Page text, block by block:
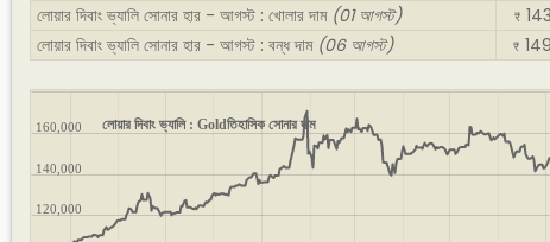
লোয়ার দিবাং ভ্যালি সোনার হার - আগস্ট : খোলার দাম (01 আগস্ট) ₹
লোয়ার দিবাং ভ্যালি সোনার হার - আগস্ট : বন্ধ দাম (06 আগস্ট) ₹
লোয়ার দিবাং ভ্যালি : Goldতিহাসিক সোনার দাম
120,000
140,000
160,000